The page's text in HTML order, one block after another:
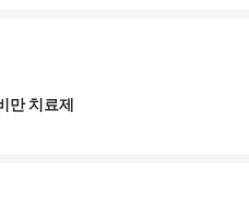
만 치료제